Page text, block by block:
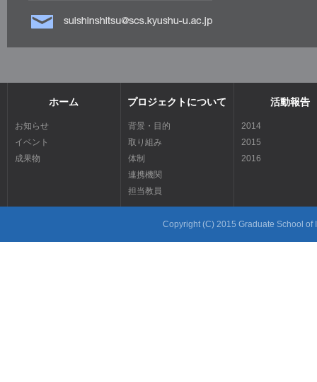
ホーム
お知らせ
イベント
成果物
プロジェクトについて
背景・目的
取り組み
体制
連携機関
担当教員
活動報告
2014
2015
2016
Copyright (C) 2015 Graduate School of